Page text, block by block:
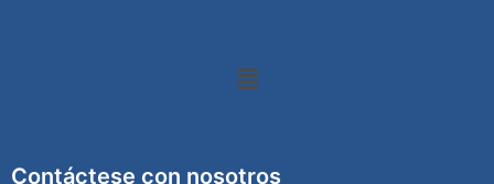
Contáctese con nosotros